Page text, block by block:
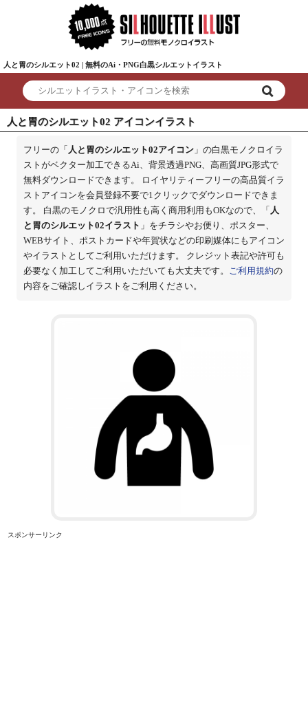
人と胃のシルエット02 | 無料のAi・PNG白黒シルエットイラスト
人と胃のシルエット02 アイコンイラスト
フリーの「 人と胃のシルエット02アイコン」の白黒モノクロイラ
ストがベクター加工できるAi、背景透過PNG、高画質JPG形式で
無料ダウンロードできます。 ロイヤリティーフリーの高品質イラ
ストアイコンを会員登録不要で1クリックでダウンロードできま
す。 白黒のモノクロで汎用性も高く商用利用もOKなので、「 人
と胃のシルエット02イラスト 」をチラシやお便り、ポスター、
WEBサイト、ポストカードや年賀状などの印刷媒体にもアイコン
やイラストとしてご利用いただけます。 クレジット表記や許可も
必要なく加工してご利用いただいても大丈夫です。 ご利用規約の
内容をご確認しイラストをご利用ください。
スポンサーリンク